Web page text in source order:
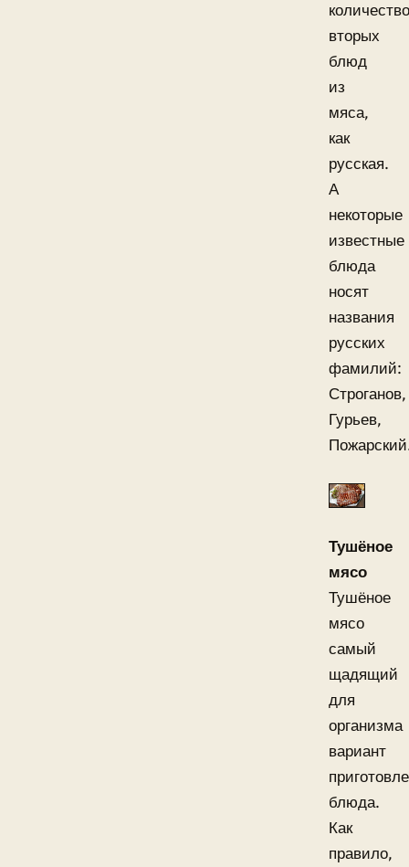
вторых
блюд
из
мяса,
как
русская.
А
некоторые
известные
блюда
носят
названия
русских
фамилий:
Строганов,
Гурьев,
Тушёное
мясо
Тушёное
мясо
самый
щадящий
для
организма
вариант
блюда.
Как
правило,